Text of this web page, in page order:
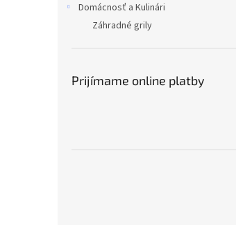
Domácnosť a Kulinári
Záhradné grily
Prijímame online platby